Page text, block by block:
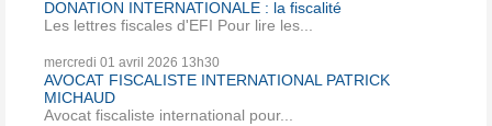
DONATION INTERNATIONALE : la fiscalité
Les lettres fiscales d'EFI Pour lire les...
mercredi 01 avril 2026 13h30
AVOCAT FISCALISTE INTERNATIONAL PATRICK
MICHAUD
Avocat fiscaliste international pour...